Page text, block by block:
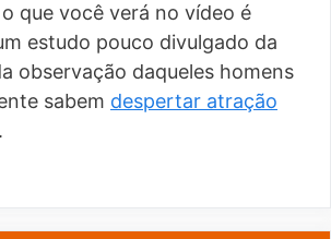
que você verá no vídeo é
estudo pouco divulgado da
observação daqueles homens
sabem despertar atração